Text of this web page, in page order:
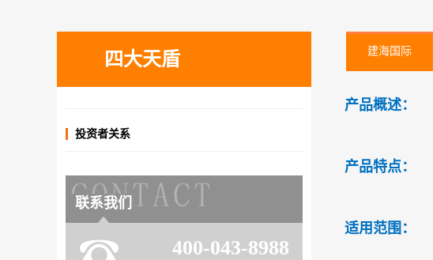
四大天盾
投资者关系
联系我们
400-043-8988
建海国际
产品概述：
产品特点：
适用范围：